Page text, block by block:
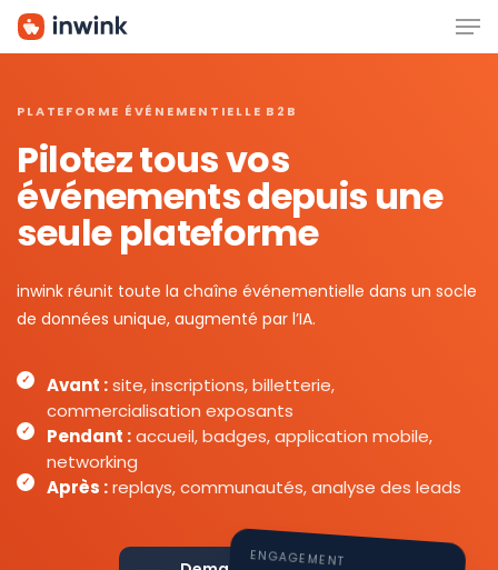
Skip
PLATEFORME ÉVÉNEMENTIELLE B2B
Pilotez tous vos
événements depuis une
seule plateforme
inwink réunit toute la chaîne événementielle dans un socle
de données unique, augmenté par l’IA.
Avant :site, inscriptions, billetterie,
commercialisation exposants
Pendant :accueil, badges, application mobile,
networking
Après :replays, communautés, analyse des leads
ENGAGEMENT